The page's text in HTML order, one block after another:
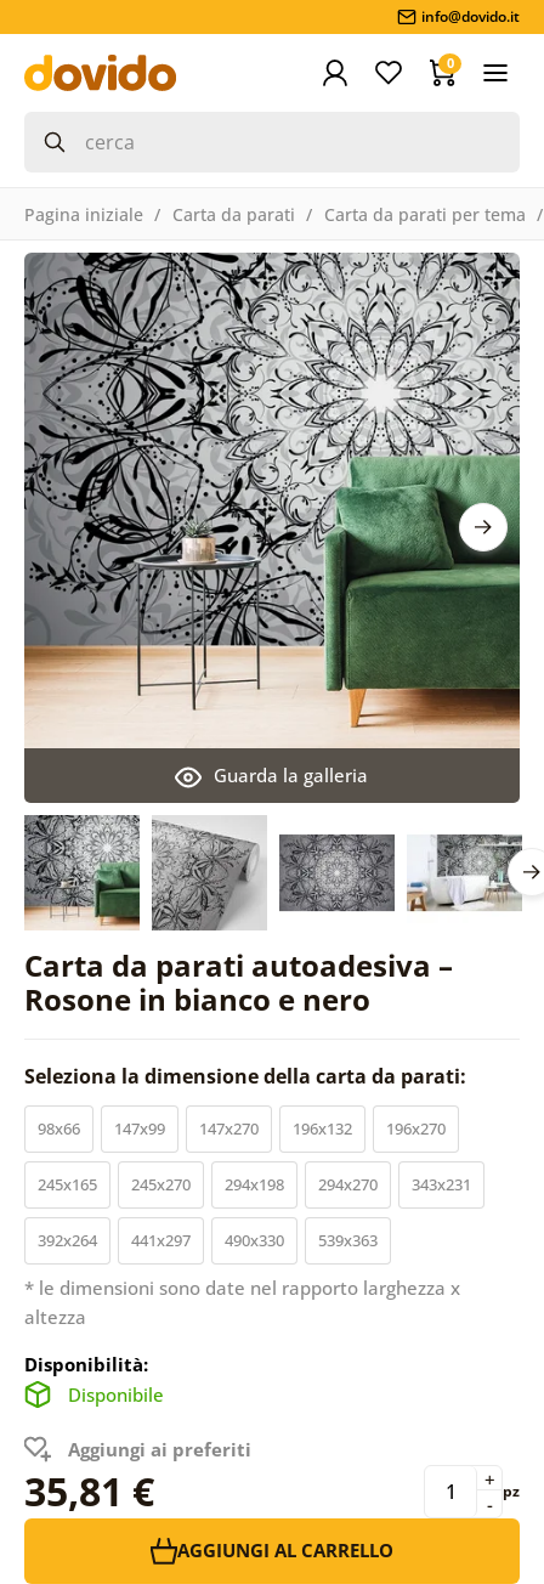
info@dovido.it
0
Pagina iniziale Carta da parati Carta da parati per tema
Carta da parati autoadesiva –
Rosone in bianco e nero
Guarda la galleria
Seleziona la dimensione della carta da parati:
98x66 147x99 147x270 196x132 196x270
245x165 245x270 294x198 294x270 343x231
392x264 441x297 490x330 539x363
* le dimensioni sono date nel rapporto larghezza x
altezza
Disponibilità:
Disponibile
Aggiungi ai preferiti
35,81 € -
+ pz
AGGIUNGI AL CARRELLO